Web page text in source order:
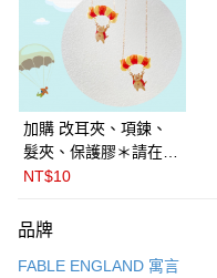
合作金庫商業銀行
華南商業銀行
上海商業儲蓄銀行
國泰世華商業銀行
臺灣中小企業銀行
匯豐（台灣）商業銀行
聯邦商業銀行
元大商業銀行
台新國際商業銀行
台灣樂天信用卡公司
6 期 0 利率 每期 NT$328
合作金庫商業銀行
華南商業銀行
上海商業儲蓄銀行
國泰世華商業銀行
臺灣中小企業銀行
匯豐（台灣）商業銀行
元大商業銀行
玉山商業銀行
台新國際商業銀行
LINE Pay
悠遊付
Google Pay
全盈+PAY
ATM付款
加購 改耳夾、項鍊、
髮夾、保護膠＊請在訂
單備註商品及欲修改的
PalnartPoc + 🇬🇧英國
FABLE 寓言
NT$10
品牌
FABLE ENGLAND 寓言